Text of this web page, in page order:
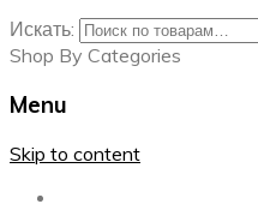
Искать:
Shop By Categories
Menu
Skip to content